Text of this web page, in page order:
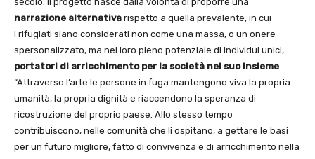
narrazione alternativa rispetto a quella prevalente, in cui
i rifugiati siano considerati non come una massa, o un onere
spersonalizzato, ma nel loro pieno potenziale di individui unici,
portatori di arricchimento per la società nel suo insieme.
“Attraverso l’arte le persone in fuga mantengono viva la propria
umanità, la propria dignità e riaccendono la speranza di
ricostruzione del proprio paese. Allo stesso tempo
contribuiscono, nelle comunità che li ospitano, a gettare le basi
per un futuro migliore, fatto di convivenza e di arricchimento nella